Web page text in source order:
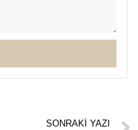
SONRAKI YAZI